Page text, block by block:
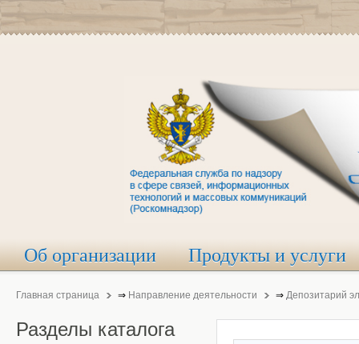
Об организации Продукты и услуги
Главная страница ⇒ Направление деятельности ⇒ Депозитарий
Разделы каталога